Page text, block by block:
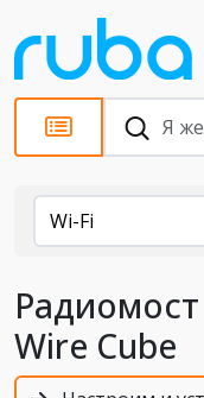
Каталог
Wi-Fi
Wire Cube